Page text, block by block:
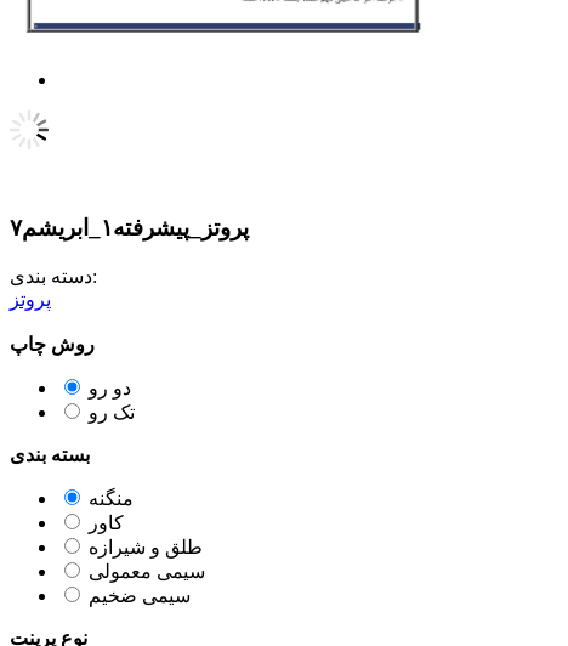
پروتز_پیشرفته۱_ابریشم۷
دسته بندی:
پروتز
روش چاپ
دو رو
تک رو
بسته بندی
منگنه
کاور
طلق و شیرازه
سیمی معمولی
سیمی ضخیم
نوع پرینت